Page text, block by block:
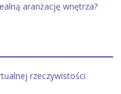
aranżację wnętrza?
rzeczywistości